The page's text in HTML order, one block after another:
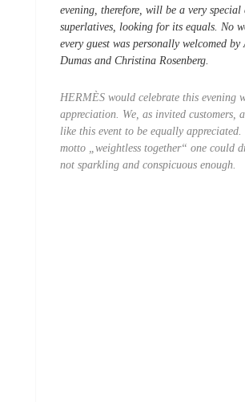
evening, therefore, will be a very special
superlatives, looking for its equals. No
every guest was personally welcomed by
Dumas and Christina Rosenberg.
HERMÈS would celebrate this evening
appreciation. We, as invited customers,
like this event to be equally appreciated.
motto „weightless together“ one could
not sparkling and conspicuous enough.